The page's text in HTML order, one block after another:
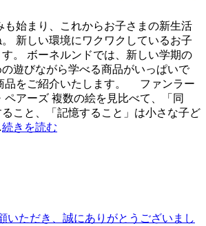
も始まり、これからお子さまの新生活
新しい環境にワクワクしているお子
。 ボーネルンドでは、新しい学期の
遊びながら学べる商品がいっぱいで
品をご紹介いたします。 ファンラー
ペアーズ 複数の絵を見比べて、「同
こと、「記憶すること」は小さな子ど
続きを読む
いただき、誠にありがとうございまし